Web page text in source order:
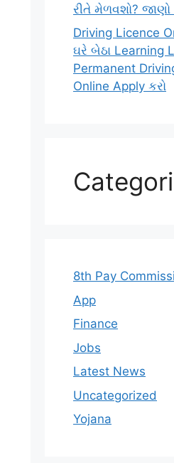
રીતે મેળવશો? જાણો
Driving Licence
ઘરે બેઠા Learning
Permanent
Online Apply કરો
8th Pay
App
Finance
Jobs
Latest News
Uncategorized
Yojana